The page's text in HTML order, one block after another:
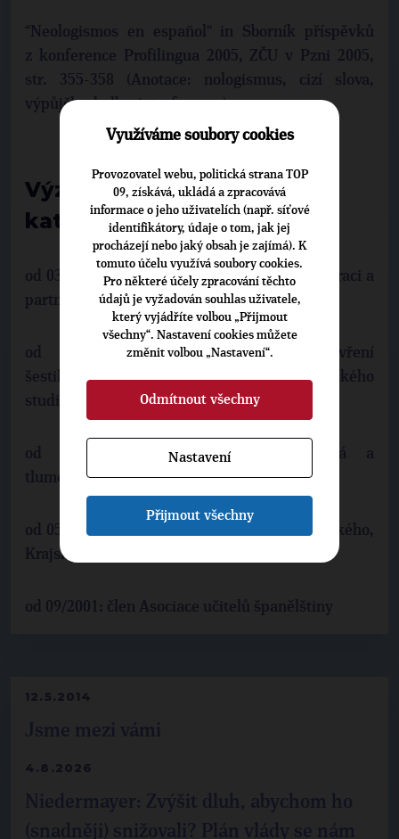
12.5.2014
4.8.2026
“Neologismos en español“ in Sborník příspěvků
z konference Profilingua 2005, ZČU v Pzni 2005,
str. 355-358 (Anotace: nologismus, cizí slova,
výpůjčky, kalky, interference)
Významné aktivity mimo
katedru
od 03/2006: člen Komise pro evropskou integraci a
partnerská města
od 01/2006: koordinace přípravy otevření
šestiletého dvojjazyčného česko-španělského
studia na Gymnáziu Luďka Pika v Plzni
od 10/2003: překladatel, Překladatelská a
tlumočnická kancelář Aliance, Plzeň
od 05/2003: soudní tlumočník jazyka španělského,
Krajský soud v Plzni
od 09/2001: člen Asociace učitelů španělštiny
Využíváme soubory cookies
Provozovatel webu, politická strana TOP
09, získává, ukládá a zpracovává
informace o jeho uživatelích (např. síťové
identifikátory, údaje o tom, jak jej
procházejí nebo jaký obsah je zajímá). K
tomuto účelu využívá soubory cookies.
Pro některé účely zpracování těchto
údajů je vyžadován souhlas uživatele,
který vyjádříte volbou „Přijmout
všechny“. Nastavení cookies můžete
změnit volbou „Nastavení“.
Odmítnout všechny
Nastavení
Přijmout všechny